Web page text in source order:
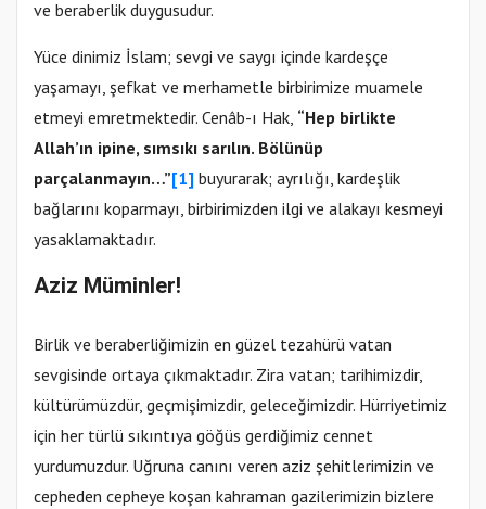
ve beraberlik duygusudur.
Yüce dinimiz İslam; sevgi ve saygı içinde kardeşçe
yaşamayı, şefkat ve merhametle birbirimize muamele
etmeyi emretmektedir. Cenâb-ı Hak, “Hep birlikte
Allah’ın ipine, sımsıkı sarılın. Bölünüp
parçalanmayın…”[1] buyurarak; ayrılığı, kardeşlik
bağlarını koparmayı, birbirimizden ilgi ve alakayı kesmeyi
yasaklamaktadır.
Aziz Müminler!
Birlik ve beraberliğimizin en güzel tezahürü vatan
sevgisinde ortaya çıkmaktadır. Zira vatan; tarihimizdir,
kültürümüzdür, geçmişimizdir, geleceğimizdir. Hürriyetimiz
için her türlü sıkıntıya göğüs gerdiğimiz cennet
yurdumuzdur. Uğruna canını veren aziz şehitlerimizin ve
cepheden cepheye koşan kahraman gazilerimizin bizlere